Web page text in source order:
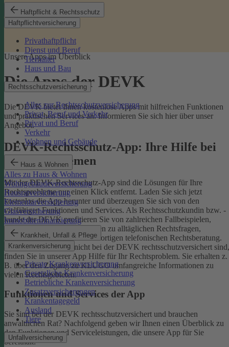
Haftpflicht & Rechtsschutz
Haftpflichtversicherung
Privathaftpflicht
Dienst und Beruf
Tierhalter
Haus und Bau
Rechtsschutzversicherung
Alles zur Rechtsschutzversicherung
Privat, Beruf und Verkehr
Privat und Beruf
Verkehr
Wohnen und Gebäude
Haus & Wohnen
Alles zu Haus & Wohnen
Wohngebäudeversicherung
Hausratversicherung
Elementarversicherung
Glasversicherung
Immobilienfinanzierung
Krankheit, Unfall & Pflege
Krankenversicherung
Private Krankenversicherung
Gesetzliche Krankenversicherung
Betriebliche Krankenversicherung
Zusatzversicherungen
Krankentagegeld
Ausland
Tiere
Unfallversicherung
Unsere Apps im Überblick
Die Apps der DEVK
Die DEVK bietet Ihnen kostenlose Apps mit hilfreichen Funktionen
und praktischen Services an. Informieren Sie sich hier über unser
Angebot.
DEVK-Rechtsschutz-App: Ihre Hilfe bei
Rechtsproblemen
Mit der DEVK-Rechtsschutz-App sind die Lösungen für Ihre
Rechtsprobleme nur einen Klick entfernt. Laden Sie sich jetzt
kostenlos die App herunter und überzeugen Sie sich von den
vielfältigen Funktionen und Services. Als Rechtsschutzkundin bzw. -
kunde der DEVK profitieren Sie von zahlreichen Fallbeispielen,
informativen Ratgeberbeiträgen zu alltäglichen Rechtsfragen,
Musterverträgen und einer sofortigen telefonischen Rechtsberatung.
Aber auch, wenn Sie nicht bei der DEVK rechtsschutzversichert sind,
finden Sie in unserer App Hilfe für Ihr Rechtsproblem. Sie erhalten z.
B. über den Zugang zu KLUGO umfangreiche Informationen zu
vielen Rechtsgebieten.
Funktionen und Services der App
Sie sind bei der DEVK rechtsschutzversichert und brauchen
anwaltlichen Rat? Nachfolgend geben wir Ihnen einen Überblick zu
den Funktionen und Serviceleistungen, die unsere App für Sie
bereithält: